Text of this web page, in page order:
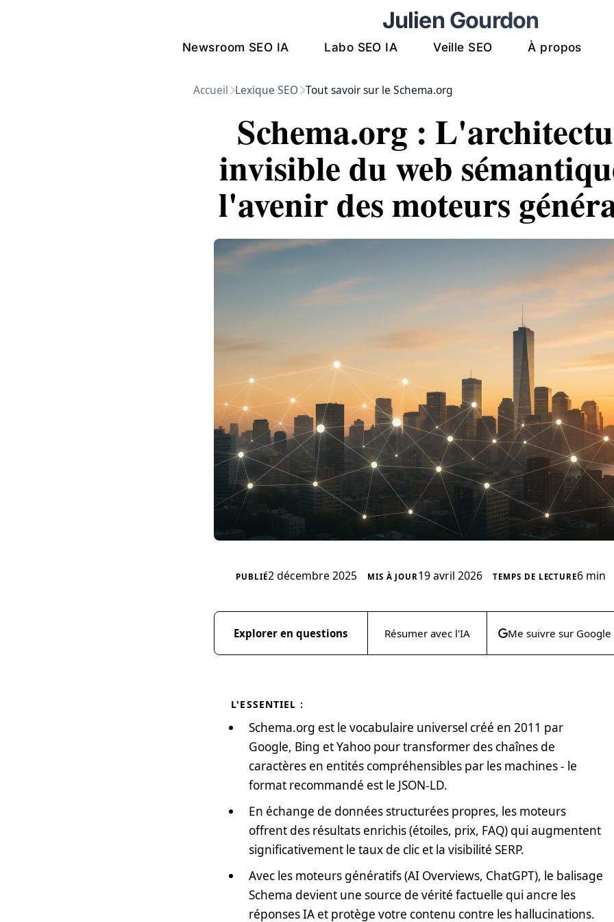
Julien Gourdon
Newsroom SEO IA Labo SEO IA Veille SEO À propos
Accueil Lexique SEO Tout savoir sur le Schema.org
Schema.org :
invisible du web
l'avenir des moteurs
2 décembre 2025 19 avril 2026 6 min
Explorer en questions Résumer avec l'IA Me suivre sur Google
L'ESSENTIEL :
Schema.org est le vocabulaire universel créé en 2011 par
Google, Bing et Yahoo pour transformer des chaînes de
caractères en entités compréhensibles par les machines - le
format recommandé est le JSON-LD.
En échange de données structurées propres, les moteurs
offrent des résultats enrichis (étoiles, prix, FAQ) qui augmentent
significativement le taux de clic et la visibilité SERP.
Avec les moteurs génératifs (AI Overviews, ChatGPT), le balisage
Schema devient une source de vérité factuelle qui ancre les
réponses IA et protège votre contenu contre les hallucinations.